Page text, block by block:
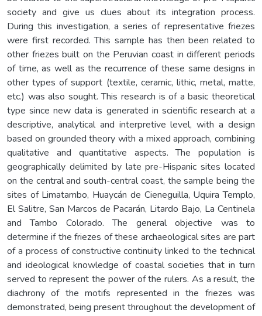
society and give us clues about its integration process.
During this investigation, a series of representative friezes
were first recorded. This sample has then been related to
other friezes built on the Peruvian coast in different periods
of time, as well as the recurrence of these same designs in
other types of support (textile, ceramic, lithic, metal, matte,
etc.) was also sought. This research is of a basic theoretical
type since new data is generated in scientific research at a
descriptive, analytical and interpretive level, with a design
based on grounded theory with a mixed approach, combining
qualitative and quantitative aspects. The population is
geographically delimited by late pre-Hispanic sites located
on the central and south-central coast, the sample being the
sites of Limatambo, Huaycán de Cieneguilla, Uquira Templo,
El Salitre, San Marcos de Pacarán, Litardo Bajo, La Centinela
and Tambo Colorado. The general objective was to
determine if the friezes of these archaeological sites are part
of a process of constructive continuity linked to the technical
and ideological knowledge of coastal societies that in turn
served to represent the power of the rulers. As a result, the
diachrony of the motifs represented in the friezes was
demonstrated, being present throughout the development of